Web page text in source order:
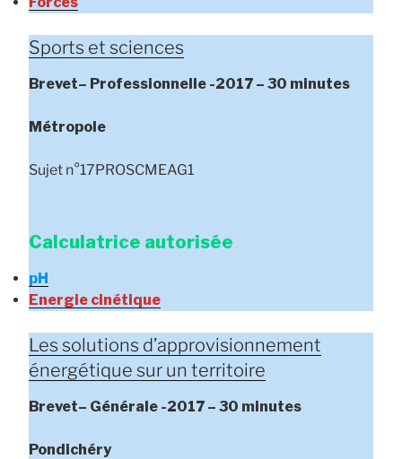
Sports et sciences
Brevet– Professionnelle -2017 – 30 minutes
Métropole
Sujet n°17PROSCMEAG1
Calculatrice autorisée
pH
Energie cinétique
Les solutions d’approvisionnement
énergétique sur un territoire
Brevet– Générale -2017 – 30 minutes
Pondichéry